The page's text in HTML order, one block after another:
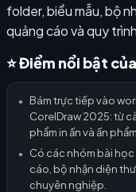
folder, biểu mẫu, bộ
quảng cáo và quy
⭐ Điểm nổi bật
●
Bám trực tiếp vào
CorelDraw 2025: từ
phẩm in ấn và ấn
●
Có các nhóm bài
cáo, bộ nhận diện
chuyên nghiệp.